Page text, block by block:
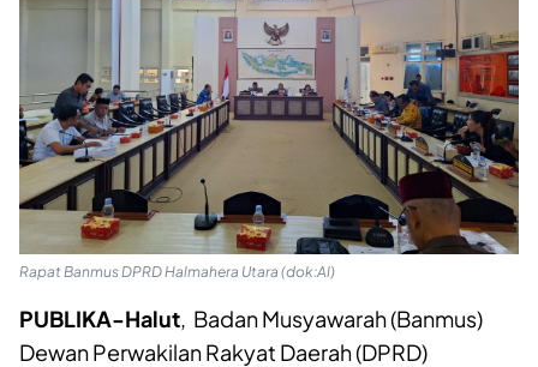
Rapat Banmus DPRD Halmahera Utara (dok:Al)
PUBLIKA-Halut, Badan Musyawarah (Banmus)
Dewan Perwakilan Rakyat Daerah (DPRD)